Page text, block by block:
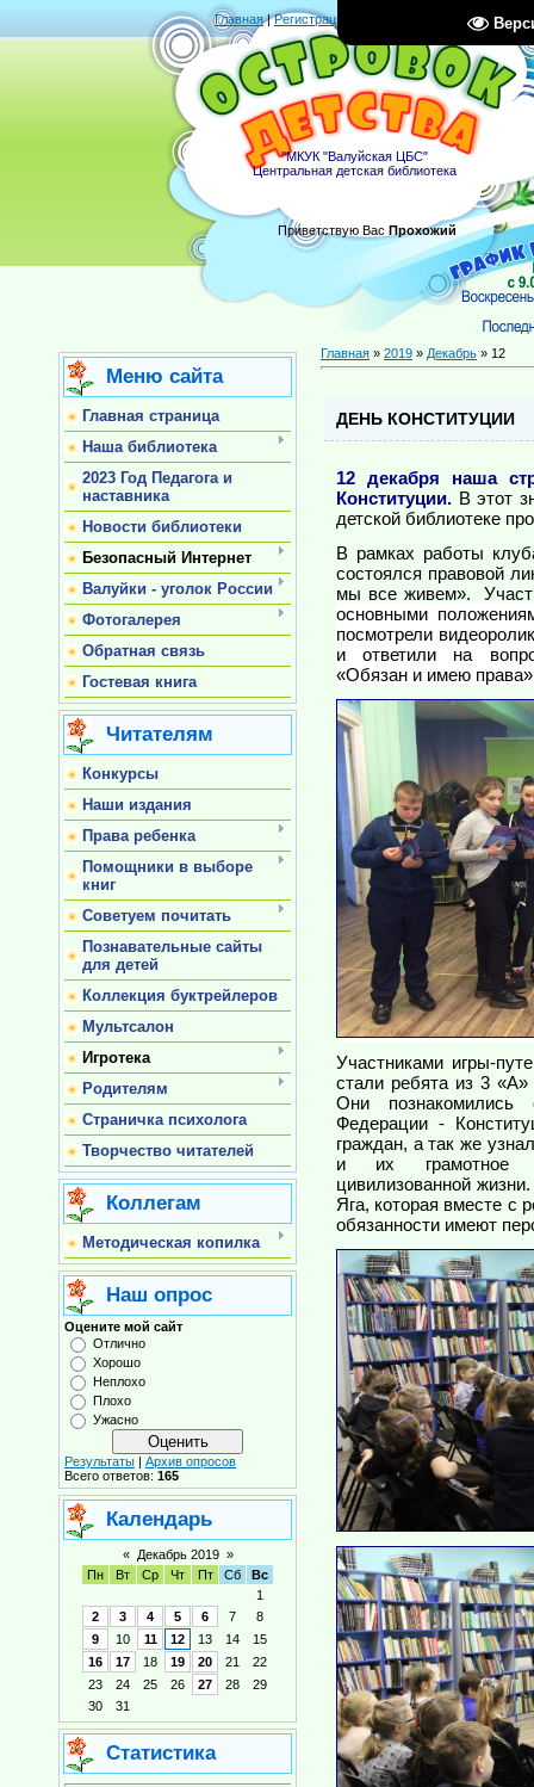
Главная|Регистрация
"МКУК "Валуйская ЦБС"
Центральная детская библиотека
Приветствую Вас Прохожий
Меню сайта
Главная страница
Наша библиотека
2023 Год Педагога и
наставника
Новости библиотеки
Безопасный Интернет
Валуйки - уголок России
Фотогалерея
Обратная связь
Гостевая книга
Читателям
Конкурсы
Наши издания
Права ребенка
Помощники в выборе
книг
Советуем почитать
Познавательные сайты
для детей
Коллекция буктрейлеров
Мультсалон
Игротека
Родителям
Страничка психолога
Творчество читателей
Коллегам
Методическая копилка
Наш опрос
Оцените мой сайт
Отлично
Хорошо
Неплохо
Плохо
Ужасно
Результаты | Архив опросов
Всего ответов: 165
Календарь
« Декабрь 2019 »
Пн
Вт Ср Чт Пт Сб
Вс
1
2
3 4 5 6 7
8
9
10 11 12 13 14
15
16
17 18 19 20 21
22
23
24 25 26 27 28
29
30
31
Статистика
Главная » 2019 » Декабрь » 12
ДЕНЬ КОНСТИТУЦИИ
12 декабря наша
Конституции. В этот
детской библиотеке
В рамках работы
состоялся правовой
мы все живем».
основными
посмотрели
и ответили на
«Обязан и имею
Участниками игры-
стали ребята из 3
Они познакомились
Федерации -
граждан, а так же
и их грамотное
цивилизованной
Яга, которая вместе с
обязанности имеют